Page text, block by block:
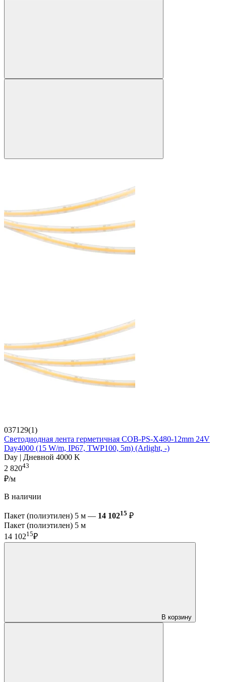
037129(1)
Светодиодная лента герметичная COB-PS-X480-12mm 24V
Day4000 (15 W/m, IP67, TWP100, 5m) (Arlight, -)
Day | Дневной 4000 K
2 82043
₽/м
В наличии
Пакет (полиэтилен) 5 м — 14 10215 ₽
Пакет (полиэтилен) 5 м
14 10215₽
В корзину